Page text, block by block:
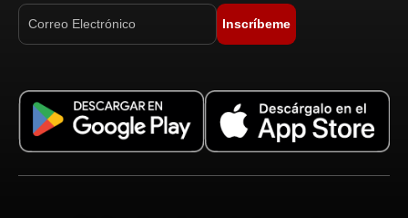
Inscríbeme